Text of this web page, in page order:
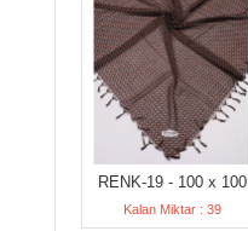
RENK-19 - 100 x 100
Kalan Miktar : 39